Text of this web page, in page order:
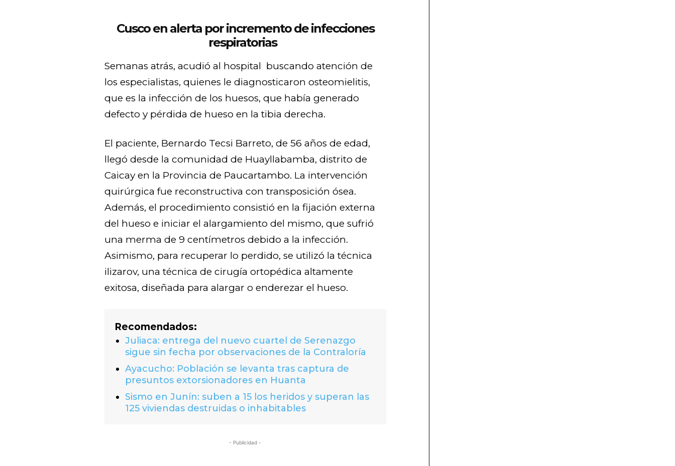
Cusco en alerta por incremento de infecciones
respiratorias
Semanas atrás, acudió al hospital buscando atención de
los especialistas, quienes le diagnosticaron osteomielitis,
que es la infección de los huesos, que había generado
defecto y pérdida de hueso en la tibia derecha.
El paciente, Bernardo Tecsi Barreto, de 56 años de edad,
llegó desde la comunidad de Huayllabamba, distrito de
Caicay en la Provincia de Paucartambo. La intervención
quirúrgica fue reconstructiva con transposición ósea.
Además, el procedimiento consistió en la fijación externa
del hueso e iniciar el alargamiento del mismo, que sufrió
una merma de 9 centímetros debido a la infección.
Asimismo, para recuperar lo perdido, se utilizó la técnica
ilizarov, una técnica de cirugía ortopédica altamente
exitosa, diseñada para alargar o enderezar el hueso.
Recomendados:
Juliaca: entrega del nuevo cuartel de Serenazgo
sigue sin fecha por observaciones de la Contraloría
Ayacucho: Población se levanta tras captura de
presuntos extorsionadores en Huanta
Sismo en Junín: suben a 15 los heridos y superan las
125 viviendas destruidas o inhabitables
- Publicidad -